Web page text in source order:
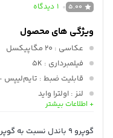
5.00
1 دیدگاه
ویژگی های محصول
عکاسی : 20 مگاپیکسل
فیلمبرداری : 5K
قابلیت ضبط : تایم‌لیپس
لنز : اولترا واید
نوع ارتباط: بی‌سیم
: لوازم جانبی
+ اطلاعات بیشتر